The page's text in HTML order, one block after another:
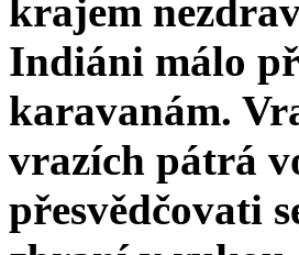
krajem
Indiáni málo
karavanám.
vrazích pátrá
přesvědčovati